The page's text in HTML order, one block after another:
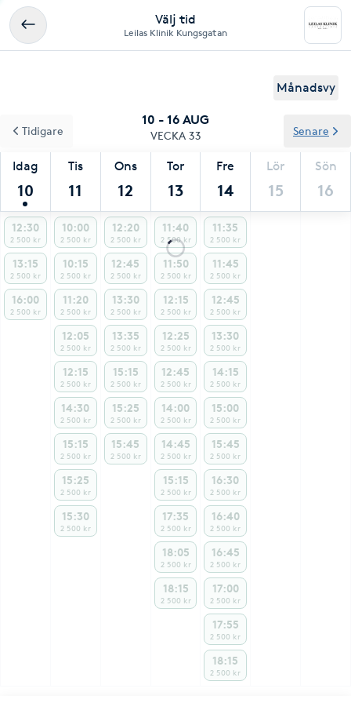
Välj tid
Leilas Klinik Kungsgatan
Månadsvy
10 - 16 AUG
VECKA 33
Idag
10
Tis
11
Ons
12
Tor
13
Fre
14
Lör
15
Sön
16
Tidigare Senare
12:30
2 500 kr
13:15
2 500 kr
16:00
2 500 kr
10:00
2 500 kr
10:15
2 500 kr
11:20
2 500 kr
12:05
2 500 kr
12:15
2 500 kr
14:30
2 500 kr
15:15
2 500 kr
15:25
2 500 kr
15:30
2 500 kr
12:20
2 500 kr
12:45
2 500 kr
13:30
2 500 kr
13:35
2 500 kr
15:15
2 500 kr
15:25
2 500 kr
15:45
2 500 kr
11:40
2 500 kr
11:50
2 500 kr
12:15
2 500 kr
12:25
2 500 kr
12:45
2 500 kr
14:00
2 500 kr
14:45
2 500 kr
15:15
2 500 kr
17:35
2 500 kr
18:05
2 500 kr
18:15
2 500 kr
11:35
2 500 kr
11:45
2 500 kr
12:45
2 500 kr
13:30
2 500 kr
14:15
2 500 kr
15:00
2 500 kr
15:45
2 500 kr
16:30
2 500 kr
16:40
2 500 kr
16:45
2 500 kr
17:00
2 500 kr
17:55
2 500 kr
18:15
2 500 kr